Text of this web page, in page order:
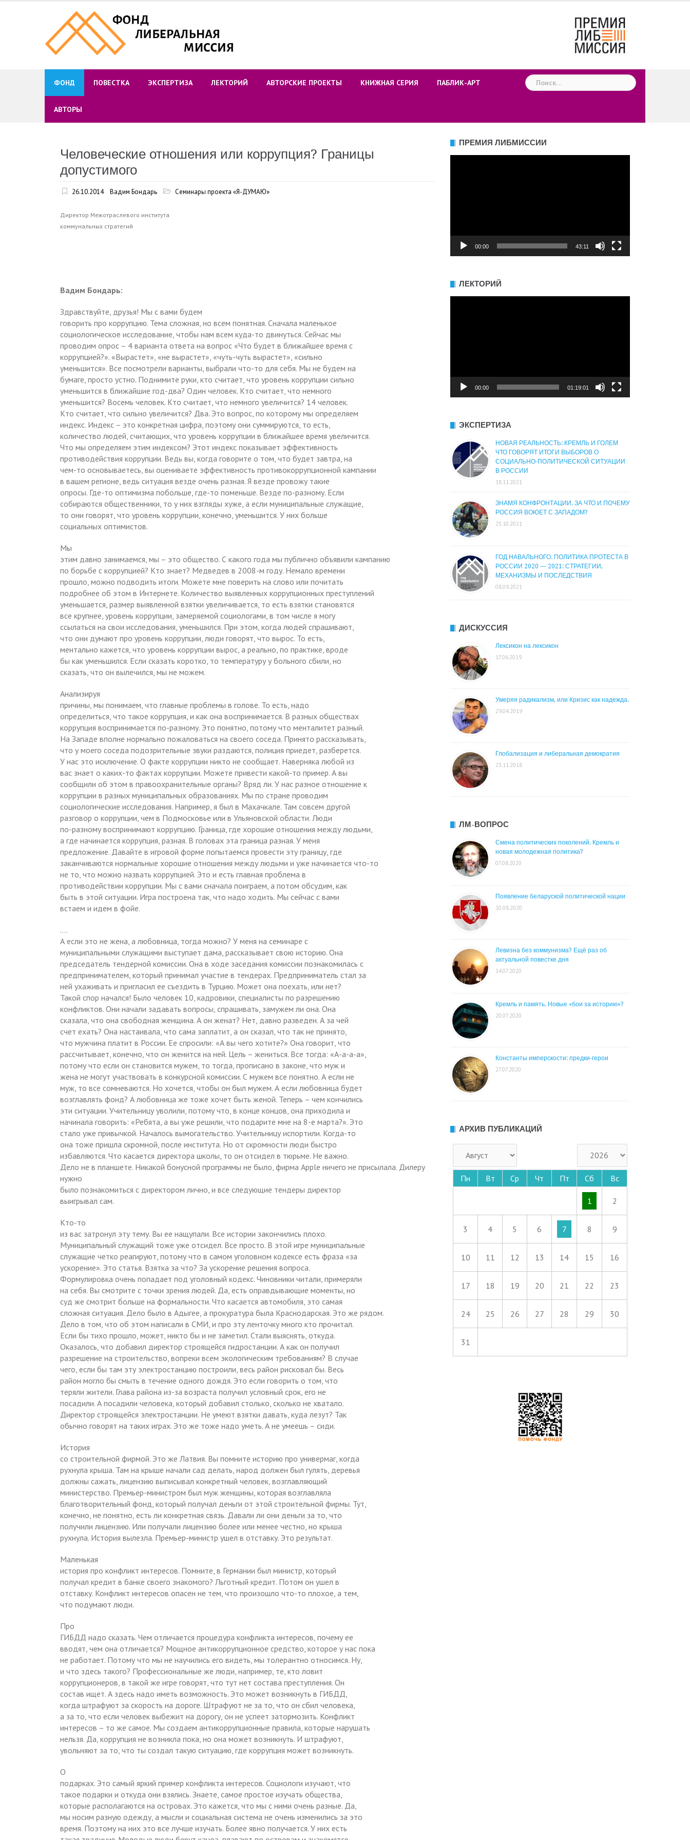
ФОНД ПОВЕСТКА ЭКСПЕРТИЗА ЛЕКТОРИЙ АВТОРСКИЕ ПРОЕКТЫ КНИЖНАЯ СЕРИЯ ПАБЛИК-АРТ
АВТОРЫ
Найти:
Человеческие отношения или коррупция? Границы
допустимого
26.10.2014 Вадим Бондарь Семинары проекта «Я-ДУМАЮ»
Директор Межотраслевого института
коммунальных стратегий
Вадим Бондарь:
Здравствуйте, друзья! Мы с вами будем
говорить про коррупцию. Тема сложная, но всем понятная. Сначала маленькое
социологическое исследование, чтобы нам всем куда-то двинуться. Сейчас мы
проводим опрос – 4 варианта ответа на вопрос «Что будет в ближайшее время с
коррупцией?». «Вырастет», «не вырастет», «чуть-чуть вырастет», «сильно
уменьшится». Все посмотрели варианты, выбрали что-то для себя. Мы не будем на
бумаге, просто устно. Поднимите руки, кто считает, что уровень коррупции сильно
уменьшится в ближайшие год-два? Один человек. Кто считает, что немного
уменьшится? Восемь человек. Кто считает, что немного увеличится? 14 человек.
Кто считает, что сильно увеличится? Два. Это вопрос, по которому мы определяем
индекс. Индекс – это конкретная цифра, поэтому они суммируются, то есть,
количество людей, считающих, что уровень коррупции в ближайшее время увеличится.
Что мы определяем этим индексом? Этот индекс показывает эффективность
противодействия коррупции. Ведь вы, когда говорите о том, что будет завтра, на
чем-то основываетесь, вы оцениваете эффективность противокоррупционной кампании
в вашем регионе, ведь ситуация везде очень разная. Я везде провожу такие
опросы. Где-то оптимизма побольше, где-то поменьше. Везде по-разному. Если
собираются общественники, то у них взгляды хуже, а если муниципальные служащие,
то они говорят, что уровень коррупции, конечно, уменьшится. У них больше
социальных оптимистов.
Мы
этим давно занимаемся, мы – это общество. С какого года мы публично объявили кампанию
по борьбе с коррупцией? Кто знает? Медведев в 2008-м году. Немало времени
прошло, можно подводить итоги. Можете мне поверить на слово или почитать
подробнее об этом в Интернете. Количество выявленных коррупционных преступлений
уменьшается, размер выявленной взятки увеличивается, то есть взятки становятся
все крупнее, уровень коррупции, замеряемой социологами, в том числе я могу
ссылаться на свои исследования, уменьшился. При этом, когда людей спрашивают,
что они думают про уровень коррупции, люди говорят, что вырос. То есть,
ментально кажется, что уровень коррупции вырос, а реально, по практике, вроде
бы как уменьшился. Если сказать коротко, то температуру у больного сбили, но
сказать, что он вылечился, мы не можем.
Анализируя
причины, мы понимаем, что главные проблемы в голове. То есть, надо
определиться, что такое коррупция, и как она воспринимается. В разных обществах
коррупция воспринимается по-разному. Это понятно, потому что менталитет разный.
На Западе вполне нормально пожаловаться на своего соседа. Принято рассказывать,
что у моего соседа подозрительные звуки раздаются, полиция приедет, разберется.
У нас это исключение. О факте коррупции никто не сообщает. Наверняка любой из
вас знает о каких-то фактах коррупции. Можете привести какой-то пример. А вы
сообщили об этом в правоохранительные органы? Вряд ли. У нас разное отношение к
коррупции в разных муниципальных образованиях. Мы по стране проводим
социологические исследования. Например, я был в Махачкале. Там совсем другой
разговор о коррупции, чем в Подмосковье или в Ульяновской области. Люди
по-разному воспринимают коррупцию. Граница, где хорошие отношения между людьми,
а где начинается коррупция, разная. В головах эта граница разная. У меня
предложение. Давайте в игровой форме попытаемся провести эту границу, где
заканчиваются нормальные хорошие отношения между людьми и уже начинается что-то
не то, что можно назвать коррупцией. Это и есть главная проблема в
противодействии коррупции. Мы с вами сначала поиграем, а потом обсудим, как
быть в этой ситуации. Игра построена так, что надо ходить. Мы сейчас с вами
встаем и идем в фойе.
….
А если это не жена, а любовница, тогда можно? У меня на семинаре с
муниципальными служащими выступает дама, рассказывает свою историю. Она
председатель тендерной комиссии. Она в ходе заседания комиссии познакомилась с
предпринимателем, который принимал участие в тендерах. Предприниматель стал за
ней ухаживать и пригласил ее съездить в Турцию. Может она поехать, или нет?
Такой спор начался! Было человек 10, кадровики, специалисты по разрешению
конфликтов. Они начали задавать вопросы, спрашивать, замужем ли она. Она
сказала, что она свободная женщина. А он женат? Нет, давно разведен. А за чей
счет ехать? Она настаивала, что сама заплатит, а он сказал, что так не принято,
что мужчина платит в России. Ее спросили: «А вы чего хотите?» Она говорит, что
рассчитывает, конечно, что он женится на ней. Цель – жениться. Все тогда: «А-а-а-а»,
потому что если он становится мужем, то тогда, прописано в законе, что муж и
жена не могут участвовать в конкурсной комиссии. С мужем все понятно. А если не
муж, то все сомневаются. Но хочется, чтобы он был мужем. А если любовница будет
возглавлять фонд? А любовница же тоже хочет быть женой. Теперь – чем кончились
эти ситуации. Учительницу уволили, потому что, в конце концов, она приходила и
начинала говорить: «Ребята, а вы уже решили, что подарите мне на 8-е марта?». Это
стало уже привычкой. Началось вымогательство. Учительницу испортили. Когда-то
она тоже пришла скромной, после института. Но от скромности люди быстро
избавляются. Что касается директора школы, то он отсидел в тюрьме. Не важно.
Дело не в планшете. Никакой бонусной программы не было, фирма Apple ничего не присылала. Дилеру
нужно
было познакомиться с директором лично, и все следующие тендеры директор
выигрывал сам.
Кто-то
из вас затронул эту тему. Вы ее нащупали. Все истории закончились плохо.
Муниципальный служащий тоже уже отсидел. Все просто. В этой игре муниципальные
служащие четко реагируют, потому что в самом уголовном кодексе есть фраза «за
ускорение». Это статья. Взятка за что? За ускорение решения вопроса.
Формулировка очень попадает под уголовный кодекс. Чиновники читали, примеряли
на себя. Вы смотрите с точки зрения людей. Да, есть оправдывающие моменты, но
суд же смотрит больше на формальности. Что касается автомобиля, это самая
сложная ситуация. Дело было в Адыгее, а прокуратура была Краснодарская. Это же рядом.
Дело в том, что об этом написали в СМИ, и про эту ленточку много кто прочитал.
Если бы тихо прошло, может, никто бы и не заметил. Стали выяснять, откуда.
Оказалось, что добавил директор строящейся гидростанции. А как он получил
разрешение на строительство, вопреки всем экологическим требованиям? В случае
чего, если бы там эту электростанцию построили, весь район рисковал бы. Весь
район могло бы смыть в течение одного дождя. Это если говорить о том, что
теряли жители. Глава района из-за возраста получил условный срок, его не
посадили. А посадили человека, который добавил столько, сколько не хватало.
Директор строящейся электростанции. Не умеют взятки давать, куда лезут? Так
обычно говорят на таких играх. Это же тоже надо уметь. А не умеешь – сиди.
История
со строительной фирмой. Это же Латвия. Вы помните историю про универмаг, когда
рухнула крыша. Там на крыше начали сад делать, народ должен был гулять, деревья
должны сажать, лицензию выписывал конкретный человек, возглавляющий
министерство. Премьер-министром был муж женщины, которая возглавляла
благотворительный фонд, который получал деньги от этой строительной фирмы. Тут,
конечно, не понятно, есть ли конкретная связь. Давали ли они деньги за то, что
получили лицензию. Или получали лицензию более или менее честно, но крыша
рухнула. История вылезла. Премьер-министр ушел в отставку. Это результат.
Маленькая
история про конфликт интересов. Помните, в Германии был министр, который
получал кредит в банке своего знакомого? Льготный кредит. Потом он ушел в
отставку. Конфликт интересов опасен не тем, что произошло что-то плохое, а тем,
что подумают люди.
Про
ГИБДД надо сказать. Чем отличается процедура конфликта интересов, почему ее
вводят, чем она отличается? Мощное антикоррупционное средство, которое у нас пока
не работает. Потому что мы не научились его видеть, мы толерантно относимся. Ну,
и что здесь такого? Профессиональные же люди, например, те, кто ловит
коррупционеров, в такой же игре говорят, что тут нет состава преступления. Он
состав ищет. А здесь надо иметь возможность. Это может возникнуть в ГИБДД,
когда штрафуют за скорость на дороге. Штрафуют не за то, что он сбил человека,
а за то, что если человек выбежит на дорогу, он не успеет затормозить. Конфликт
интересов – то же самое. Мы создаем антикоррупционные правила, которые нарушать
нельзя. Да, коррупция не возникла пока, но она может возникнуть. И штрафуют,
увольняют за то, что ты создал такую ситуацию, где коррупция может возникнуть.
О
подарках. Это самый яркий пример конфликта интересов. Социологи изучают, что
такое подарки и откуда они взялись. Знаете, самое простое изучать общества,
которые располагаются на островах. Это кажется, что мы с ними очень разные. Да,
мы носим разную одежду, а мысли и социальная система не очень изменились за это
время. Поэтому на них это все лучше изучать. Более явно получается. У них есть
ПРЕМИЯ ЛИБМИССИИ
00:00 43:11
ЛЕКТОРИЙ
00:00 01:19:01
ЭКСПЕРТИЗА
НОВАЯ РЕАЛЬНОСТЬ: КРЕМЛЬ И ГОЛЕМ
ЧТО ГОВОРЯТ ИТОГИ ВЫБОРОВ О
СОЦИАЛЬНО-ПОЛИТИЧЕСКОЙ СИТУАЦИИ
В РОССИИ
18.11.2021
ЗНАМЯ КОНФРОНТАЦИИ. ЗА ЧТО И ПОЧЕМУ
РОССИЯ ВОЮЕТ С ЗАПАДОМ?
25.10.2021
ГОД НАВАЛЬНОГО. ПОЛИТИКА ПРОТЕСТА В
РОССИИ 2020 — 2021: СТРАТЕГИИ,
МЕХАНИЗМЫ И ПОСЛЕДСТВИЯ
08.09.2021
ДИСКУССИЯ
Лексикон на лексикон
17.06.2019
Умеряя радикализм, или Кризис как надежда.
29.04.2019
Глобализация и либеральная демократия
23.11.2018
ЛМ-ВОПРОС
Смена политических поколений. Кремль и
новая молодежная политика?
07.08.2020
Появление беларуской политической нации
10.08.2020
Левизна без коммунизма? Ещё раз об
актуальной повестке дня
14.07.2020
Кремль и память. Новые «бои за историю»?
20.07.2020
Константы имперскости: предки-герои
27.07.2020
АРХИВ ПУБЛИКАЦИЙ
Пн Вт Ср Чт Пт Сб Вс
1 2
3 4 5 6 7 8 9
10 11 12 13 14 15 16
17 18 19 20 21 22 23
24 25 26 27 28 29 30
31